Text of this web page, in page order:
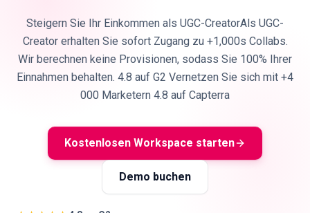
🇩🇪DE
Steigern Sie Ihr Einkommen als UGC-CreatorAls UGC-
Creator erhalten Sie sofort Zugang zu +1,000s Collabs.
Wir berechnen keine Provisionen, sodass Sie 100% Ihrer
Einnahmen behalten. 4.8 auf G2 Vernetzen Sie sich mit +4
000 Marketern 4.8 auf Capterra
Kostenlosen Workspace starten
Demo buchen